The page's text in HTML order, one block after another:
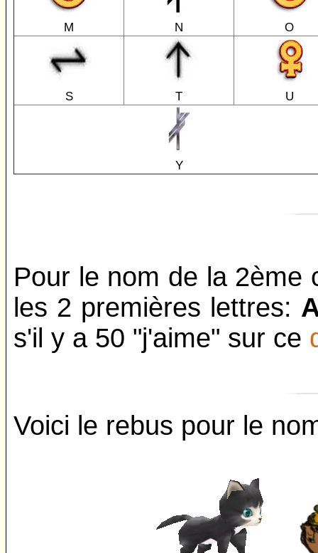
M N O
S T U
Y
Pour le nom de la 2ème
les 2 premières lettres:
s'il y a 50 "j'aime" sur ce
Voici le rebus pour le